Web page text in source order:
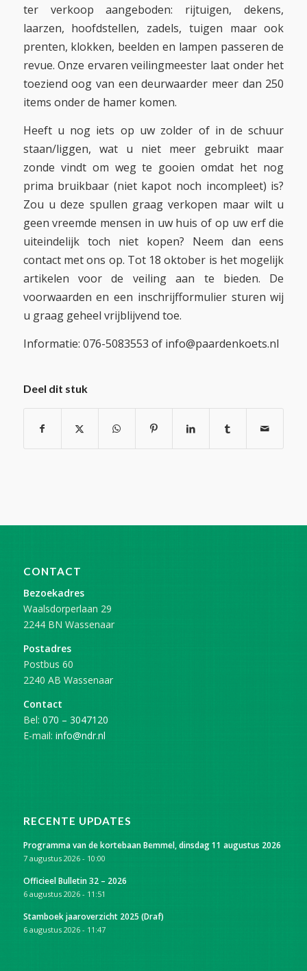
ter verkoop aangeboden: rijtuigen, dekens,
laarzen, hoofdstellen, zadels, tuigen maar ook
prenten, klokken, beelden en lampen passeren de
revue. Onze ervaren veilingmeester laat onder het
toeziend oog van een deurwaarder meer dan 250
items onder de hamer komen.
Heeft u nog iets op uw zolder of in de schuur
staan/liggen, wat u niet meer gebruikt maar
zonde vindt om weg te gooien omdat het nog
prima bruikbaar (niet kapot noch incompleet) is?
Zou u deze spullen graag verkopen maar wilt u
geen vreemde mensen in uw huis of op uw erf die
uiteindelijk toch niet kopen? Neem dan eens
contact met ons op. Tot 18 oktober is het mogelijk
artikelen voor de veiling aan te bieden. De
voorwaarden en een inschrijfformulier sturen wij
u graag geheel vrijblijvend toe.
Informatie: 076-5083553 of info@paardenkoets.nl
Deel dit stuk
CONTACT
Bezoekadres
Waalsdorperlaan 29
2244 BN Wassenaar
Postadres
Postbus 60
2240 AB Wassenaar
Contact
Bel: 070 – 3047120
E-mail: info@ndr.nl
RECENTE UPDATES
Programma van de kortebaan Bemmel, dinsdag 11 augustus 2026
7 augustus 2026 - 10:00
Officieel Bulletin 32 – 2026
6 augustus 2026 - 11:51
Stamboek jaaroverzicht 2025 (Draf)
6 augustus 2026 - 11:47